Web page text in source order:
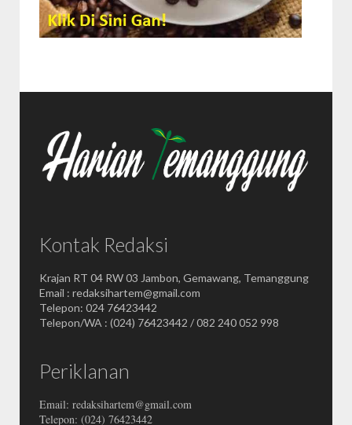
Kontak Redaksi
Krajan RT 04 RW 03 Jambon, Gemawang, Temanggung
Email : redaksihartem@gmail.com
Telepon: 024 76423442
Telepon/WA : (024) 76423442 / 082 240 052 998
Periklanan
Email: redaksihartem@gmail.com
Telepon: (024) 76423442